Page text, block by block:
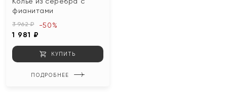
фианитами
3 962 ₽
1 981 ₽
-50%
КУПИТЬ
ПОДРОБНЕЕ